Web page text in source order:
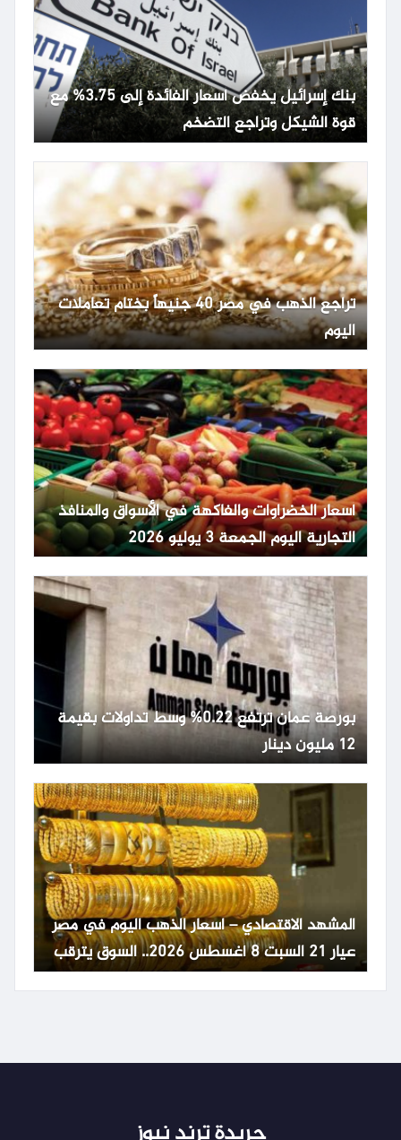
بنك إسرائيل يخفض أسعار الفائدة إلى 3.75% مع
قوة الشيكل وتراجع التضخم
تراجع الذهب في مصر 40 جنيهاً بختام تعاملات
اليوم
أسعار الخضراوات والفاكهة في الأسواق والمنافذ
التجارية اليوم الجمعة 3 يوليو 2026
بورصة عمان ترتفع 0.22% وسط تداولات بقيمة
12 مليون دينار
المشهد الاقتصادي – اسعار الذهب اليوم في مصر
عيار 21 السبت 8 أغسطس 2026.. السوق يترقب
تطورات عالمية